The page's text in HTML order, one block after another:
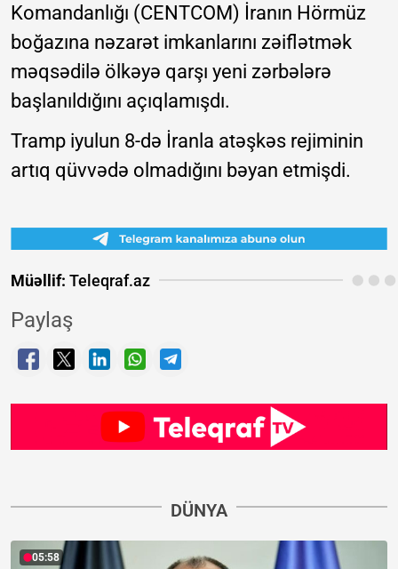
Komandanlığı (CENTCOM) İranın Hörmüz
boğazına nəzarət imkanlarını zəiflətmək
məqsədilə ölkəyə qarşı yeni zərbələrə
başlanıldığını açıqlamışdı.
Tramp iyulun 8-də İranla atəşkəs rejiminin
artıq qüvvədə olmadığını bəyan etmişdi.
Müəllif: Teleqraf.az
Paylaş
DÜNYA
05:58